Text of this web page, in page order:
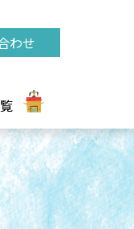
わせ